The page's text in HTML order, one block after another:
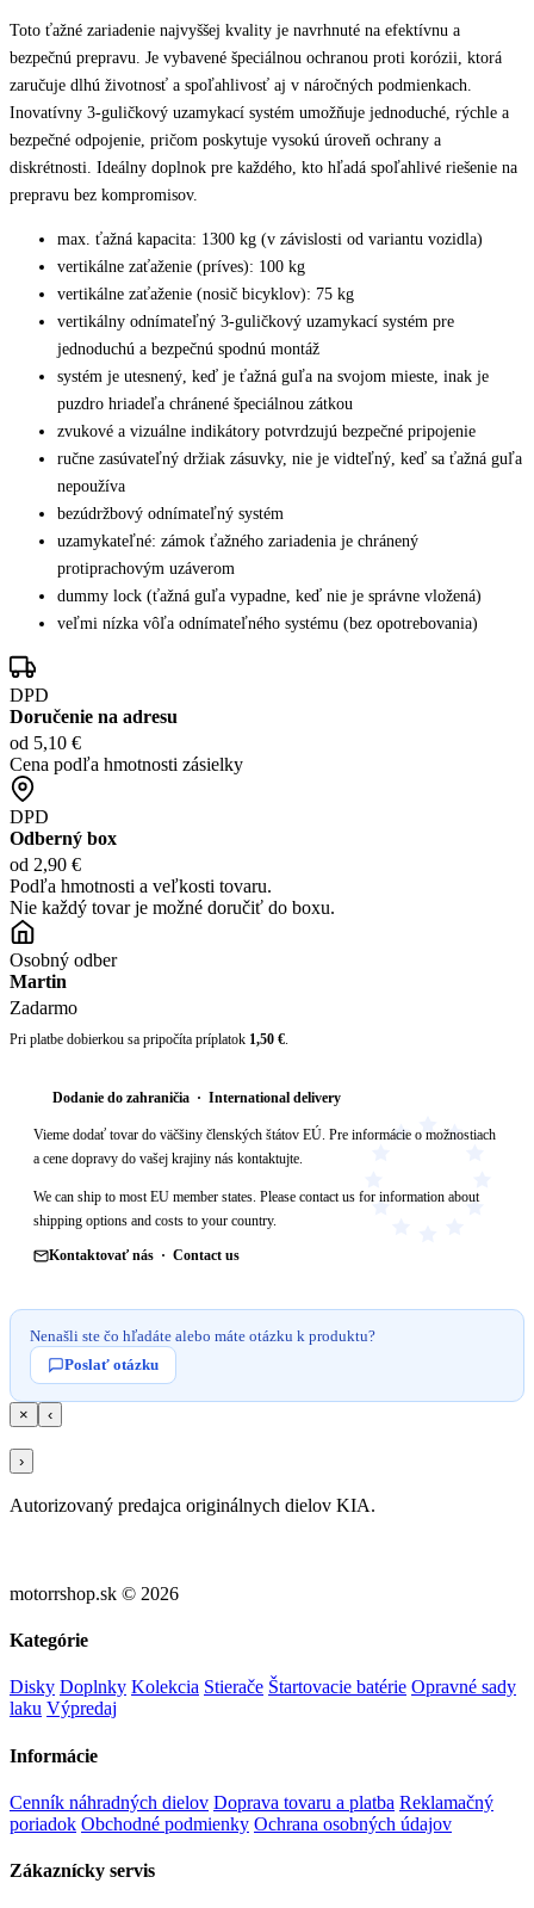
Toto ťažné zariadenie najvyššej kvality je navrhnuté na efektívnu a
bezpečnú prepravu. Je vybavené špeciálnou ochranou proti korózii, ktorá
zaručuje dlhú životnosť a spoľahlivosť aj v náročných podmienkach.
Inovatívny 3-guličkový uzamykací systém umožňuje jednoduché, rýchle a
bezpečné odpojenie, pričom poskytuje vysokú úroveň ochrany a
diskrétnosti. Ideálny doplnok pre každého, kto hľadá spoľahlivé riešenie na
prepravu bez kompromisov.
max. ťažná kapacita: 1300 kg (v závislosti od variantu vozidla)
vertikálne zaťaženie (príves): 100 kg
vertikálne zaťaženie (nosič bicyklov): 75 kg
vertikálny odnímateľný 3-guličkový uzamykací systém pre
jednoduchú a bezpečnú spodnú montáž
systém je utesnený, keď je ťažná guľa na svojom mieste, inak je
puzdro hriadeľa chránené špeciálnou zátkou
zvukové a vizuálne indikátory potvrdzujú bezpečné pripojenie
ručne zasúvateľný držiak zásuvky, nie je vidteľný, keď sa ťažná guľa
nepoužíva
bezúdržbový odnímateľný systém
uzamykateľné: zámok ťažného zariadenia je chránený
protiprachovým uzáverom
dummy lock (ťažná guľa vypadne, keď nie je správne vložená)
veľmi nízka vôľa odnímateľného systému (bez opotrebovania)
DPD
Doručenie na adresu
od 5,10 €
Cena podľa hmotnosti zásielky
DPD
Odberný box
od 2,90 €
Podľa hmotnosti a veľkosti tovaru.
Nie každý tovar je možné doručiť do boxu.
Osobný odber
Martin
Zadarmo
Pri platbe dobierkou sa pripočíta príplatok 1,50 €.
Dodanie do zahraničia · International delivery
Vieme dodať tovar do väčšiny členských štátov EÚ. Pre informácie o možnostiach
a cene dopravy do vašej krajiny nás kontaktujte.
We can ship to most EU member states. Please contact us for information about
shipping options and costs to your country.
Kontaktovať nás · Contact us
Nenašli ste čo hľadáte alebo máte otázku k produktu?
Poslať otázku
× ‹
›
Autorizovaný predajca originálnych dielov KIA.
motorrshop.sk © 2026
Kategórie
Disky Doplnky Kolekcia Stierače Štartovacie batérie Opravné sady
laku Výpredaj
Informácie
Cenník náhradných dielov Doprava tovaru a platba Reklamačný
poriadok Obchodné podmienky Ochrana osobných údajov
Zákaznícky servis